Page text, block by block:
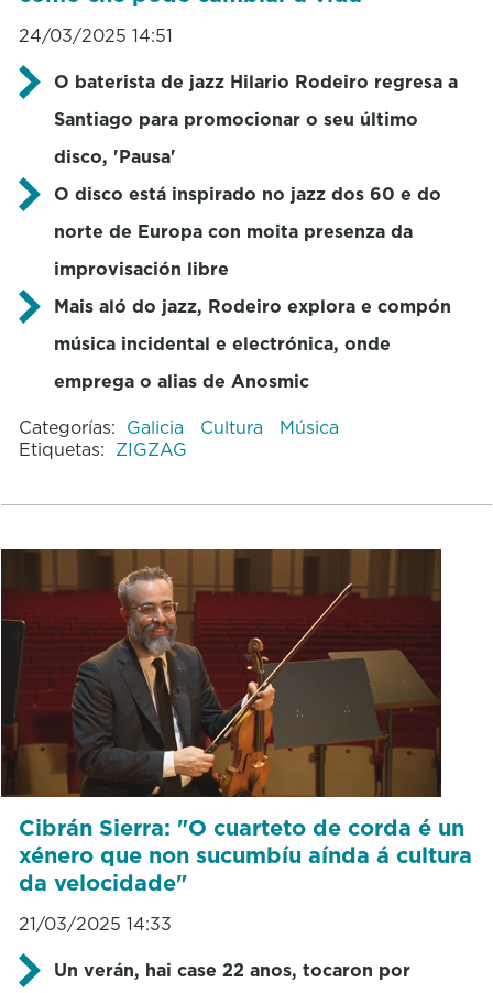
24/03/2025 14:51
O baterista de jazz Hilario Rodeiro regresa a
Santiago para promocionar o seu último
disco, 'Pausa'
O disco está inspirado no jazz dos 60 e do
norte de Europa con moita presenza da
improvisación libre
Mais aló do jazz, Rodeiro explora e compón
música incidental e electrónica, onde
emprega o alias de Anosmic
Categorías: Galicia Cultura
Música
Etiquetas: ZIGZAG
Cibrán Sierra: "O cuarteto de corda é un
xénero que non sucumbíu aínda á cultura
da velocidade"
21/03/2025 14:33
Un verán, hai case 22 anos, tocaron por